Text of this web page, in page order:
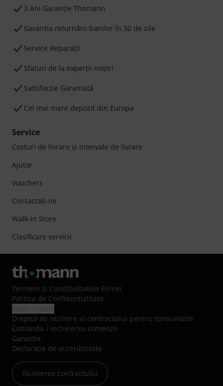
3 Ani Garanție Thomann
Garanţia returnării banilor în 30 de zile
Service Reparații
Sfaturi de la experții noștri
Satisfacție Garantată
Cel mai mare depozit din Europa
Service
Costuri de livrare şi Intervale de livrare
Ajutor
Vouchers
Contactaţi-ne
Walk-in Store
Clasificare servicii
Termeni şi Condiţii/Datele Firmei
Politica de Confidenţialitate
Dreptul de reziliere al contractului pentru consumator
Comanda / incheierea comenzii
Garanție
Declarație de accesibilitate
Rezilierea contractului